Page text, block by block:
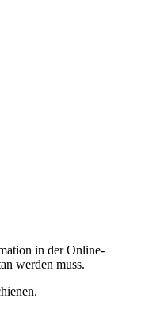
in der Online-
werden muss.